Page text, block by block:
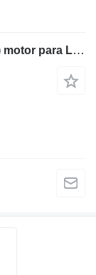
Liebherr D924 A7-04 129 kW 1016095(1) motor para Liebherr R922 / R918 excavadora